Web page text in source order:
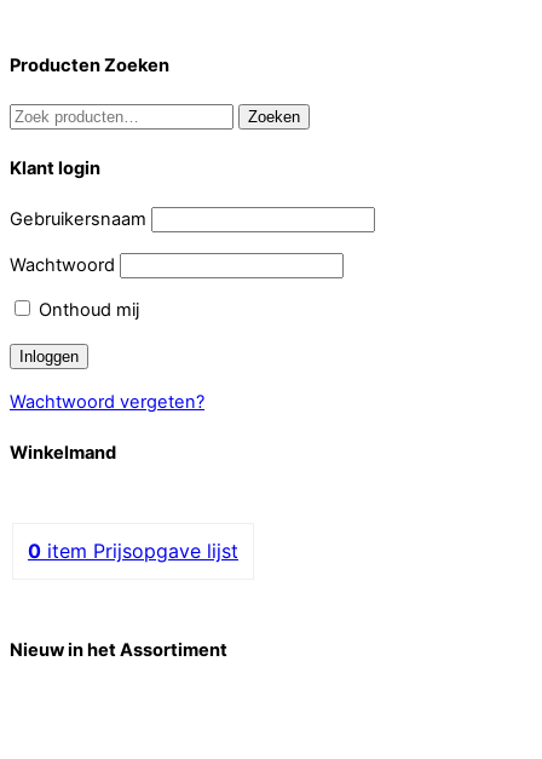
Producten Zoeken
Zoeken
Zoeken
Klant login
Gebruikersnaam
Wachtwoord
Onthoud mij
Wachtwoord vergeten?
Winkelmand
0 item Prijsopgave lijst
Nieuw in het Assortiment